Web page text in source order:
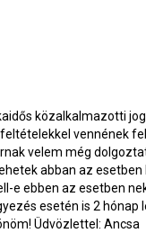
közalkalmazotti
vennének
velem még
abban az
e ebben az esetben
esetén is 2 hónap
Üdvözlettel: Ancsa